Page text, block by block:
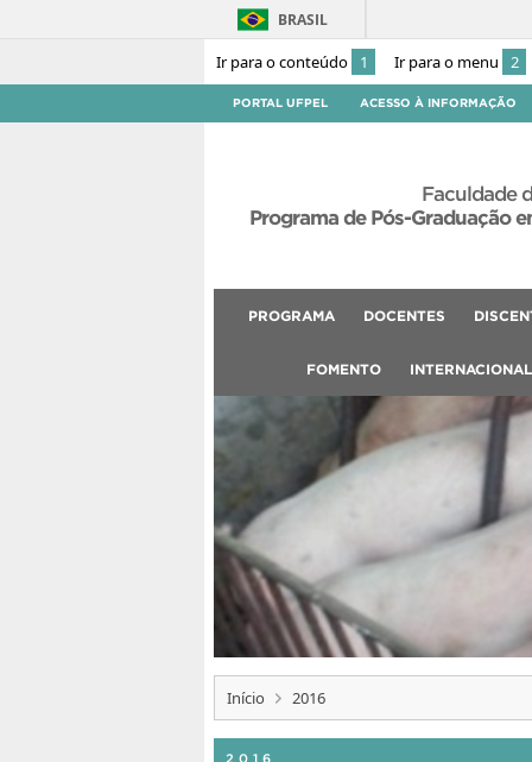
Ir para o conteúdo 1 Ir para o menu 2
BRASIL
PORTAL UFPEL ACESSO À INFORMAÇÃO
Faculdade
Programa de Pós-Graduação
PROGRAMA DOCENTES
FOMENTO
Início 2016
2016